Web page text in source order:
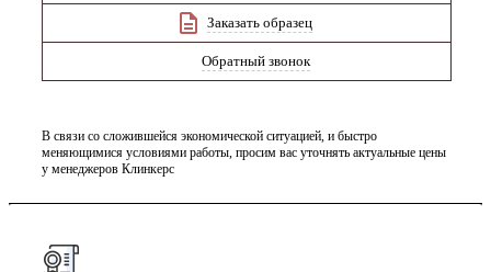
Заказать образец
Обратный звонок
В связи со сложившейся экономической ситуацией, и быстро
меняющимися условиями работы, просим вас уточнять актуальные цены
у менеджеров Клинкерс